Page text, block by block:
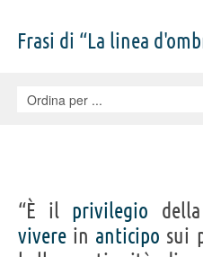
Frasi di “La linea
“È il privilegio
vivere in anticipo sui